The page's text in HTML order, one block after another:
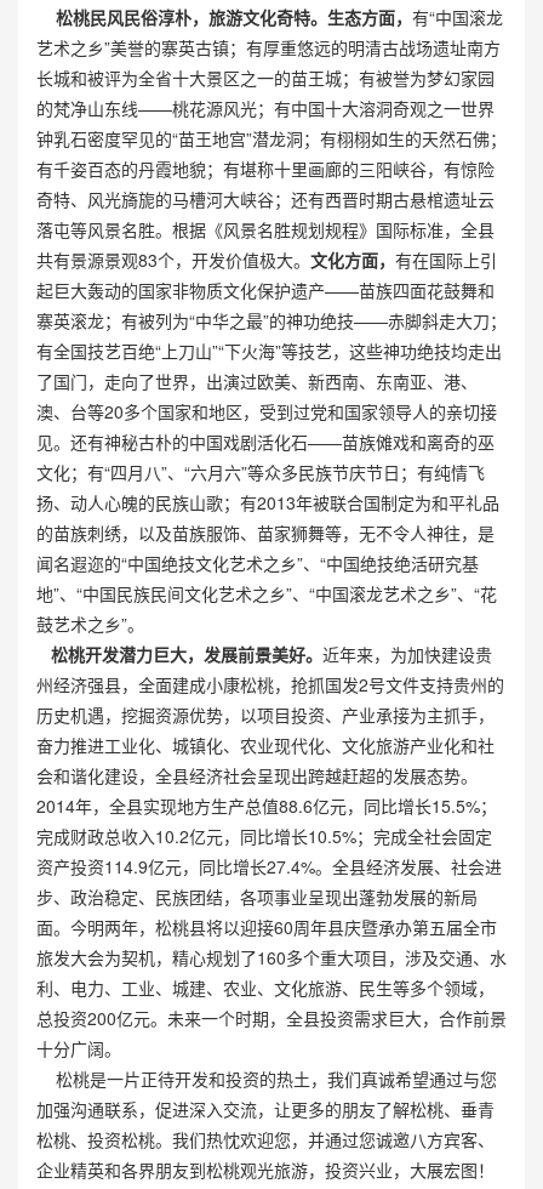
松桃民风民俗淳朴，旅游文化奇特。 生态方面， 有“中国滚龙
艺术之乡”美誉的寨英古镇；有厚重悠远的明清古战场遗址南方
长城和被评为全省十大景区之一的苗王城；有被誉为梦幻家园
的梵净山东线——桃花源风光；有中国十大溶洞奇观之一世界
钟乳石密度罕见的“苗王地宫”潜龙洞；有栩栩如生的天然石佛；
有千姿百态的丹霞地貌；有堪称十里画廊的三阳峡谷，有惊险
奇特、风光旖旎的马槽河大峡谷；还有西晋时期古悬棺遗址云
落屯等风景名胜。根据《风景名胜规划规程》国际标准，全县
共有景源景观83个，开发价值极大。 文化方面， 有在国际上引
起巨大轰动的国家非物质文化保护遗产——苗族四面花鼓舞和
寨英滚龙；有被列为“中华之最”的神功绝技——赤脚斜走大刀；
有全国技艺百绝“上刀山”“下火海”等技艺，这些神功绝技均走出
了国门，走向了世界，出演过欧美、新西南、东南亚、港、
澳、台等20多个国家和地区，受到过党和国家领导人的亲切接
见。还有神秘古朴的中国戏剧活化石——苗族傩戏和离奇的巫
文化；有“四月八”、“六月六”等众多民族节庆节日；有纯情飞
扬、动人心魄的民族山歌；有2013年被联合国制定为和平礼品
的苗族刺绣，以及苗族服饰、苗家狮舞等，无不令人神往，是
闻名遐迩的“中国绝技文化艺术之乡”、“中国绝技绝活研究基
地”、“中国民族民间文化艺术之乡”、“中国滚龙艺术之乡”、“花
鼓艺术之乡”。
松桃开发潜力巨大，发展前景美好。 近年来，为加快建设贵
州经济强县，全面建成小康松桃，抢抓国发2号文件支持贵州的
历史机遇，挖掘资源优势，以项目投资、产业承接为主抓手，
奋力推进工业化、城镇化、农业现代化、文化旅游产业化和社
会和谐化建设，全县经济社会呈现出跨越赶超的发展态势。
2014年，全县实现地方生产总值88.6亿元，同比增长15.5%；
完成财政总收入10.2亿元，同比增长10.5%；完成全社会固定
资产投资114.9亿元，同比增长27.4%。全县经济发展、社会进
步、政治稳定、民族团结，各项事业呈现出蓬勃发展的新局
面。今明两年，松桃县将以迎接60周年县庆暨承办第五届全市
旅发大会为契机，精心规划了160多个重大项目，涉及交通、水
利、电力、工业、城建、农业、文化旅游、民生等多个领域，
总投资200亿元。未来一个时期，全县投资需求巨大，合作前景
十分广阔。
松桃是一片正待开发和投资的热土，我们真诚希望通过与您
加强沟通联系，促进深入交流，让更多的朋友了解松桃、垂青
松桃、投资松桃。我们热忱欢迎您，并通过您诚邀八方宾客、
企业精英和各界朋友到松桃观光旅游，投资兴业，大展宏图！